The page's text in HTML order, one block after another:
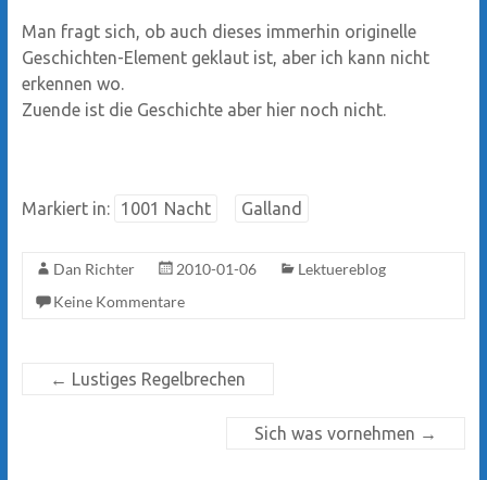
Man fragt sich, ob auch dieses immerhin originelle
Geschichten-Element geklaut ist, aber ich kann nicht
erkennen wo.
Zuende ist die Geschichte aber hier noch nicht.
Markiert in: 1001 Nacht Galland
Dan Richter 2010-01-06
Lektuereblog
Keine Kommentare
← Lustiges Regelbrechen
Sich was vornehmen →